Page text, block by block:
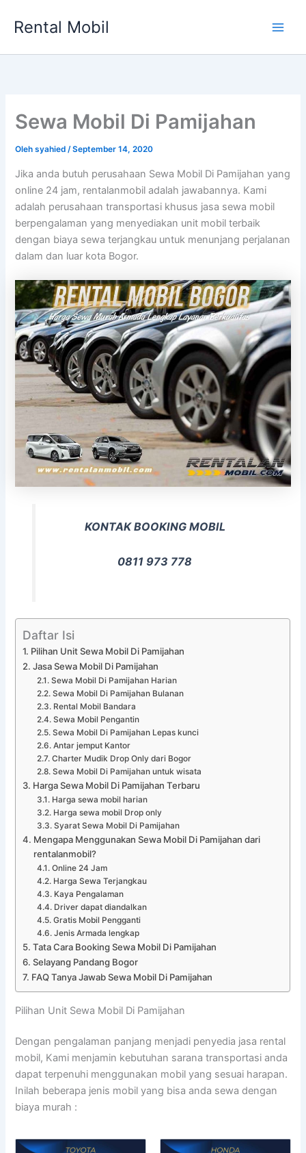
Rental Mobil
Sewa Mobil Di Pamijahan
Olehsyahied/September 14, 2020
Jika anda butuh perusahaan Sewa Mobil Di Pamijahan yang
online 24 jam, rentalanmobil adalah jawabannya. Kami
adalah perusahaan transportasi khusus jasa sewa mobil
berpengalaman yang menyediakan unit mobil terbaik
dengan biaya sewa terjangkau untuk menunjang perjalanan
dalam dan luar kota Bogor.
KONTAK BOOKING MOBIL
0811 973 778
Daftar Isi
Pilihan Unit Sewa Mobil Di Pamijahan
Jasa Sewa Mobil Di Pamijahan
Sewa Mobil Di Pamijahan Harian
Sewa Mobil Di Pamijahan Bulanan
Rental Mobil Bandara
Sewa Mobil Pengantin
Sewa Mobil Di Pamijahan Lepas kunci
Antar jemput Kantor
Charter Mudik Drop Only dari Bogor
Sewa Mobil Di Pamijahan untuk wisata
Harga Sewa Mobil Di Pamijahan Terbaru
Harga sewa mobil harian
Harga sewa mobil Drop only
Syarat Sewa Mobil Di Pamijahan
Mengapa Menggunakan Sewa Mobil Di Pamijahan dari
rentalanmobil?
Online 24 Jam
Harga Sewa Terjangkau
Kaya Pengalaman
Driver dapat diandalkan
Gratis Mobil Pengganti
Jenis Armada lengkap
Tata Cara Booking Sewa Mobil Di Pamijahan
Selayang Pandang Bogor
FAQ Tanya Jawab Sewa Mobil Di Pamijahan
Pilihan Unit Sewa Mobil Di Pamijahan
Dengan pengalaman panjang menjadi penyedia jasa rental
mobil, Kami menjamin kebutuhan sarana transportasi anda
dapat terpenuhi menggunakan mobil yang sesuai harapan.
Inilah beberapa jenis mobil yang bisa anda sewa dengan
biaya murah :